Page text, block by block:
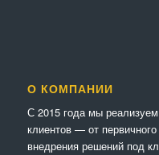
О КОМПАНИИ
С 2015 года мы
клиентов — от
внедрения решений под